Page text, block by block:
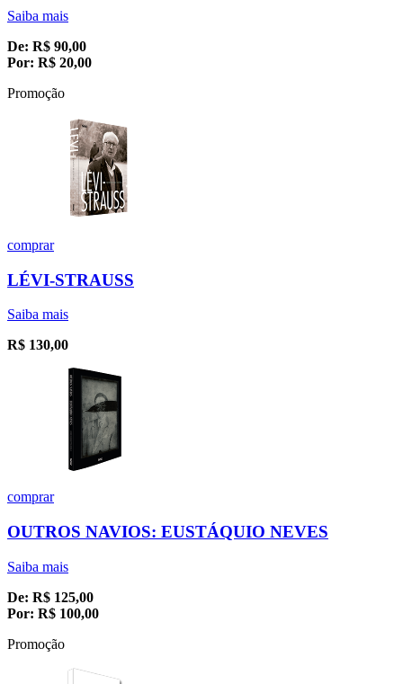
Saiba mais
De: R$ 90,00
Por: R$ 20,00
Promoção
comprar
LÉVI-STRAUSS
Saiba mais
R$ 130,00
comprar
OUTROS NAVIOS: EUSTÁQUIO NEVES
Saiba mais
De: R$ 125,00
Por: R$ 100,00
Promoção